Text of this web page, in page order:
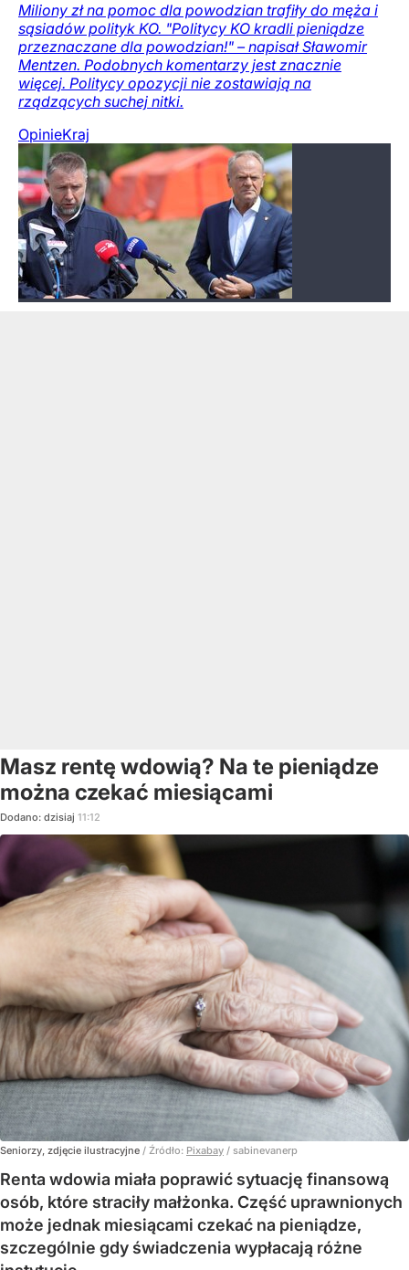
Miliony zł na pomoc dla powodzian trafiły do męża i
sąsiadów polityk KO. "Politycy KO kradli pieniądze
przeznaczane dla powodzian!" – napisał Sławomir
Mentzen. Podobnych komentarzy jest znacznie
więcej. Politycy opozycji nie zostawiają na
rządzących suchej nitki.
OpinieKraj
Masz rentę wdowią? Na te pieniądze
można czekać miesiącami
Dodano: dzisiaj 11:12
Seniorzy, zdjęcie ilustracyjne / Źródło: Pixabay / sabinevanerp
Renta wdowia miała poprawić sytuację finansową
osób, które straciły małżonka. Część uprawnionych
może jednak miesiącami czekać na pieniądze,
szczególnie gdy świadczenia wypłacają różne